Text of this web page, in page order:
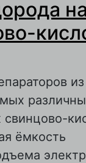
на
из
ёмкость